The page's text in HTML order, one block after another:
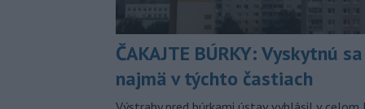
ČAKAJTE BÚRKY: Vyskytnú
najmä v týchto častiach